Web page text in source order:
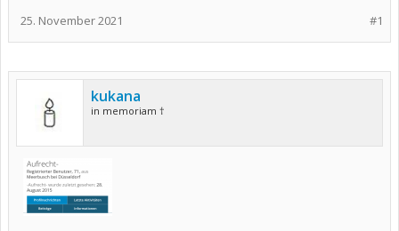
#1
25. November 2021
kukana
in memoriam †